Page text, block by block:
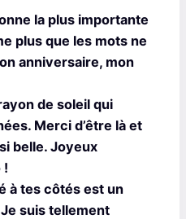
la plus importante
plus que les mots ne
anniversaire, mon
de soleil qui
Merci d’être là et
belle. Joyeux
!
à tes côtés est un
suis tellement